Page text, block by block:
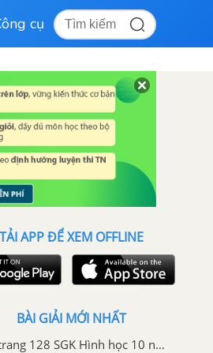
cụ
TẢI APP ĐỂ XEM OFFLINE
BÀI GIẢI MỚI NHẤT
Bài 9 trang 128 SGK Hình học 10 nâng cao